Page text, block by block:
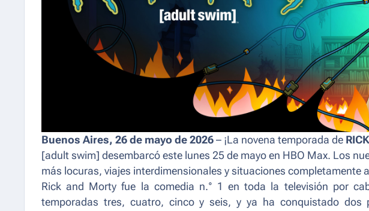
Buenos Aires, 26 de mayo de 2026 – ¡La novena temporada de
[adult swim] desembarcó este lunes 25 de mayo en HBO Max. Los
más locuras, viajes interdimensionales y situaciones completamente
Rick and Morty fue la comedia n.° 1 en toda la televisión por
temporadas tres, cuatro, cinco y seis, y ya ha conquistado dos